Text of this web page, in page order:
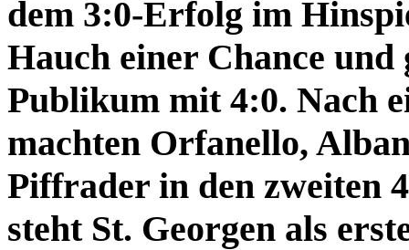
dem 3:0-Erfolg im
Hauch einer Chance und
Publikum mit 4:0. Nach
machten Orfanello,
Piffrader in den zweiten
steht St. Georgen als